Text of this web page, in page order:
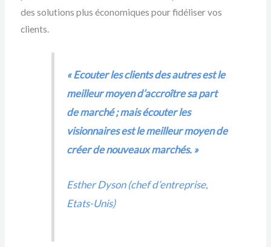
des solutions plus économiques pour fidéliser vos
clients.
« Ecouter les clients des autres est le
meilleur moyen d’accroître sa part
de marché ; mais écouter les
visionnaires est le meilleur moyen de
créer de nouveaux marchés. »
Esther Dyson (chef d’entreprise,
Etats-Unis)